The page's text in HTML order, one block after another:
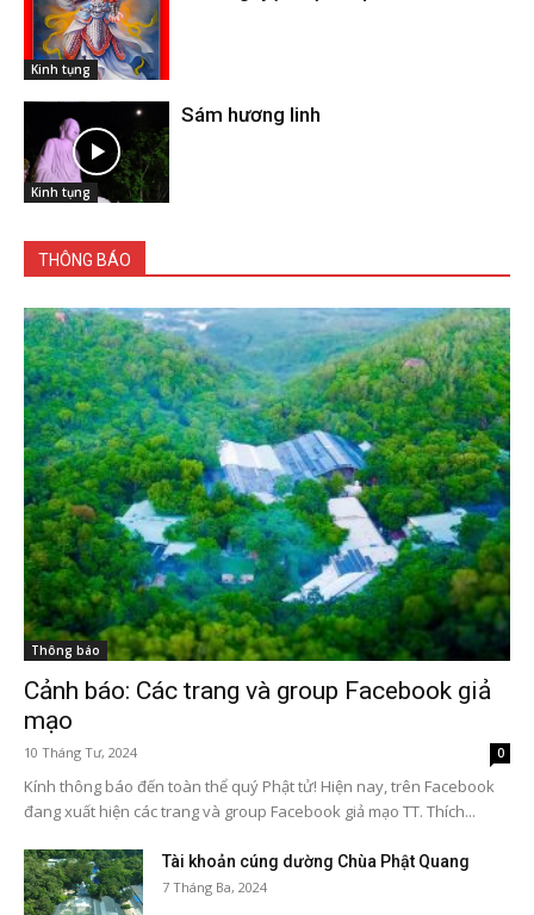
Kinh tụng
Kinh tụng
Sám hương linh
THÔNG BÁO
Thông báo
Cảnh báo: Các trang và group Facebook giả
mạo
10 Tháng Tư, 2024 0
Kính thông báo đến toàn thể quý Phật tử! Hiện nay, trên Facebook
đang xuất hiện các trang và group Facebook giả mạo TT. Thích...
Tài khoản cúng dường Chùa Phật Quang
7 Tháng Ba, 2024